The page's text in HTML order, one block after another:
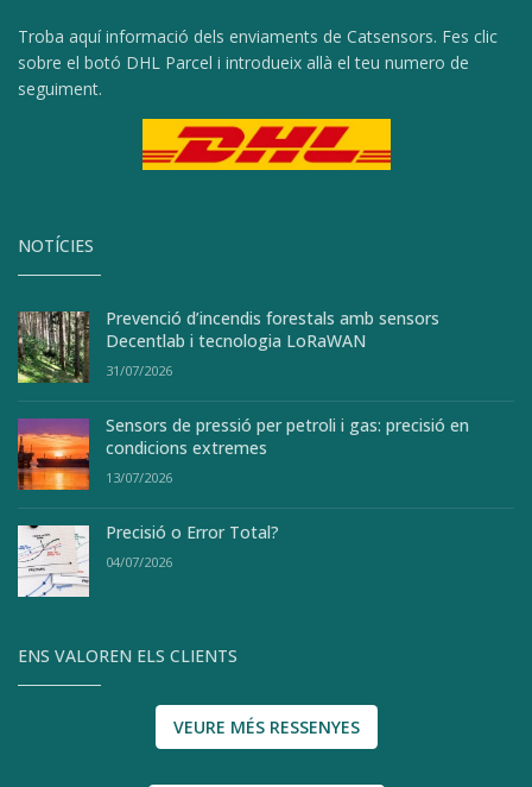
Troba aquí informació dels enviaments de Catsensors. Fes clic
sobre el botó DHL Parcel i introdueix allà el teu numero de
seguiment.
NOTÍCIES
Prevenció d’incendis forestals amb sensors
Decentlab i tecnologia LoRaWAN
31/07/2026
Sensors de pressió per petroli i gas: precisió en
condicions extremes
13/07/2026
Precisió o Error Total?
04/07/2026
ENS VALOREN ELS CLIENTS
VEURE MÉS RESSENYES